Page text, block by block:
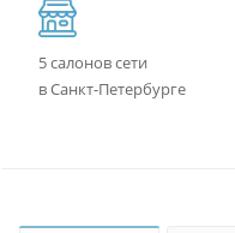
5 салонов сети
в Санкт-Петербурге